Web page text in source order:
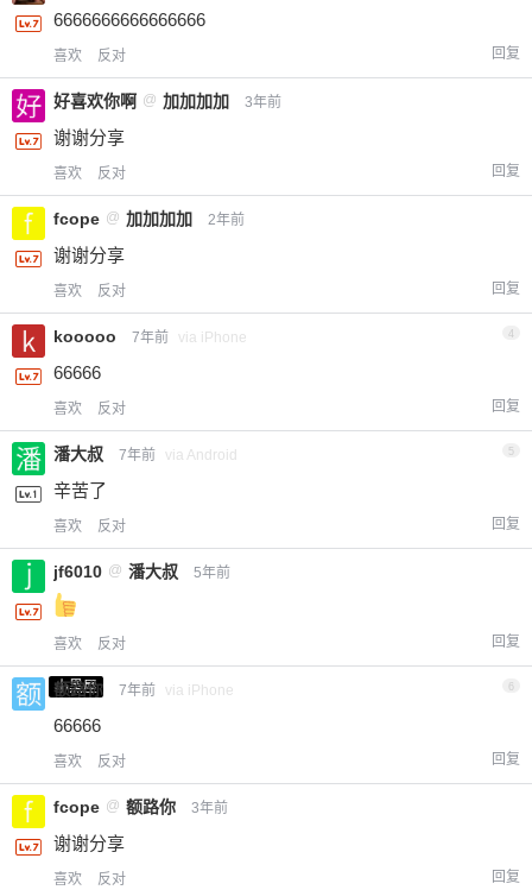
6666666666666666
喜欢 反对 回复
好喜欢你啊 @ 加加加加 3年前
谢谢分享
喜欢 反对 回复
fcope @ 加加加加 2年前
谢谢分享
喜欢 反对 回复
kooooo 7年前 via iPhone 4
66666
喜欢 反对 回复
潘大叔 7年前 via Android 5
辛苦了
喜欢 反对 回复
jf6010 @ 潘大叔 5年前
喜欢 反对 回复
小黑屋
额路你 7年前 via iPhone
66666
喜欢 反对 回复
fcope @ 额路你 3年前
谢谢分享
喜欢 反对 回复